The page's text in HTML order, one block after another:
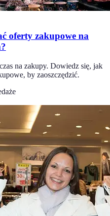
oferty zakupowe na
na zakupy. Dowiedz się, jak
by zaoszczędzić.